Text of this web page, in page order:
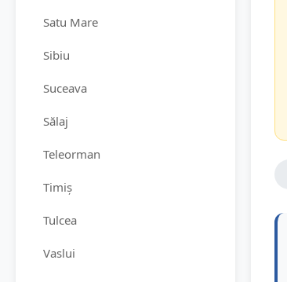
Satu Mare
Sibiu
Suceava
Sălaj
Teleorman
Timiș
Tulcea
Vaslui